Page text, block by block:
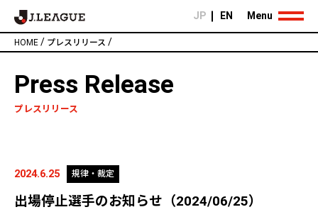
JP EN
HOME / プレスリリース /
Menu
Press Release
プレスリリース
2024.6.25 規律・裁定
出場停止選手のお知らせ（2024/06/25）